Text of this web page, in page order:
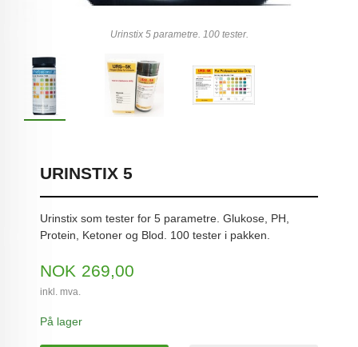
Urinstix 5 parametre. 100 tester.
URINSTIX 5
Urinstix som tester for 5 parametre. Glukose, PH,
Protein, Ketoner og Blod. 100 tester i pakken.
Pris
NOK 269,00
inkl. mva.
På lager